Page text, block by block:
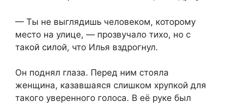
— Ты не выглядишь человеком, которому
место на улице, — прозвучало тихо, но с
такой силой, что Илья вздрогнул.
Он поднял глаза. Перед ним стояла
женщина, казавшаяся слишком хрупкой для
такого уверенного голоса. В её руке был